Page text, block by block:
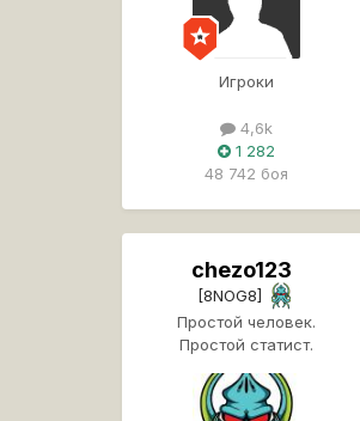
Игроки
4,6k
1 282
48 742 боя
chezo123
[8NOG8]
Простой человек.
Простой статист.